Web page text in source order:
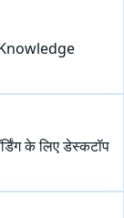
Knowledge
के लिए डेस्कटॉप